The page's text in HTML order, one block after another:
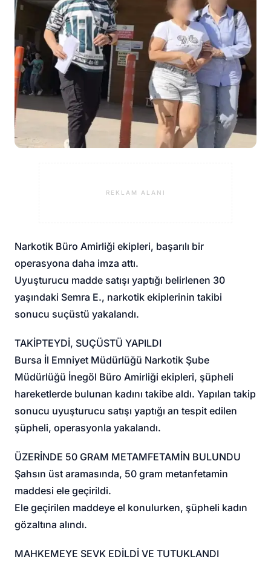
REKLAM ALANI
Narkotik Büro Amirliği ekipleri, başarılı bir
operasyona daha imza attı.
Uyuşturucu madde satışı yaptığı belirlenen 30
yaşındaki Semra E., narkotik ekiplerinin takibi
sonucu suçüstü yakalandı.
TAKİPTEYDİ, SUÇÜSTÜ YAPILDI
Bursa İl Emniyet Müdürlüğü Narkotik Şube
Müdürlüğü İnegöl Büro Amirliği ekipleri, şüpheli
hareketlerde bulunan kadını takibe aldı. Yapılan takip
sonucu uyuşturucu satışı yaptığı an tespit edilen
şüpheli, operasyonla yakalandı.
ÜZERİNDE 50 GRAM METAMFETAMİN BULUNDU
Şahsın üst aramasında, 50 gram metanfetamin
maddesi ele geçirildi.
Ele geçirilen maddeye el konulurken, şüpheli kadın
gözaltına alındı.
MAHKEMEYE SEVK EDİLDİ VE TUTUKLANDI